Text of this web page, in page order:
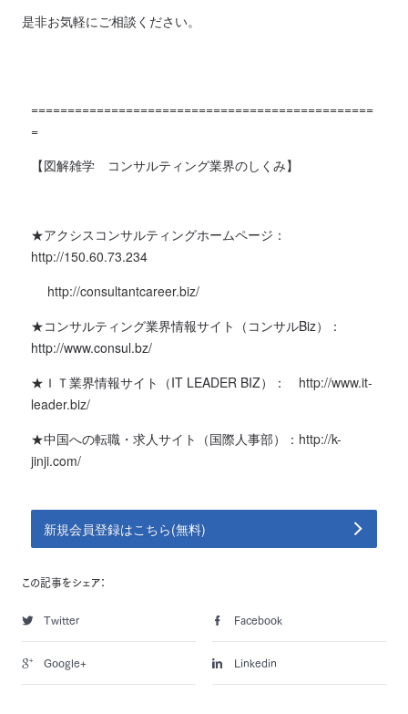
是非お気軽にご相談ください。
===============================================
=
【図解雑学 コンサルティング業界のしくみ】
★アクシスコンサルティングホームページ：
http://150.60.73.234
http://consultantcareer.biz/
★コンサルティング業界情報サイト（コンサルBiz）：
http://www.consul.bz/
★ＩＴ業界情報サイト（IT LEADER BIZ）： http://www.it-
leader.biz/
★中国への転職・求人サイト（国際人事部）： http://k-
jinji.com/
新規会員登録はこちら(無料)
この記事をシェア：
Twitter Facebook
Google+ Linkedin